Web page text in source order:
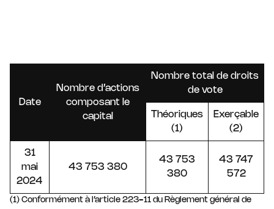
Date
Nombre d’actions
composant le
capital
Nombre total de droits
de vote
Théoriques
(1)
Exerçable
(2)
31
mai
2024
43 753 380
43 753
380
43 747
572
(1) Conformément à l’article 223-11 du Règlement général de